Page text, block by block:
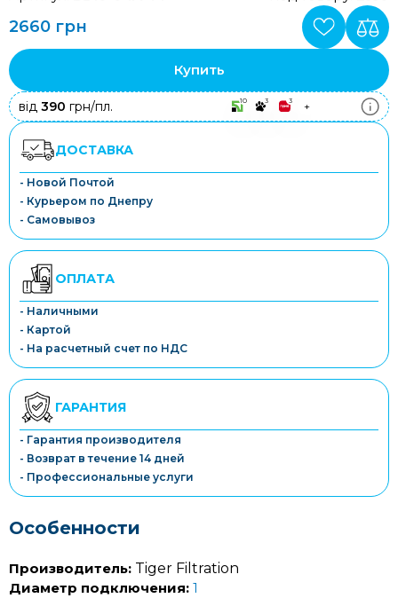
2660 грн
Купить
від 390 грн/пл. 10 3 3 +
ДОСТАВКА
- Новой Почтой
- Курьером по Днепру
- Самовывоз
ОПЛАТА
- Наличными
- Картой
- На расчетный счет по НДС
ГАРАНТИЯ
- Гарантия производителя
- Возврат в течение 14 дней
- Профессиональные услуги
Особенности
Производитель: Tiger Filtration
Диаметр подключения: 1